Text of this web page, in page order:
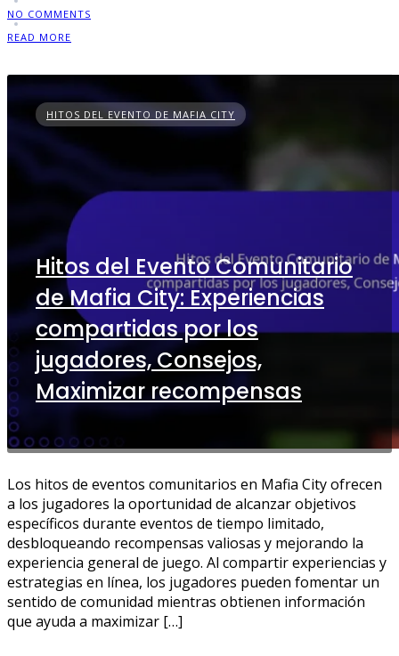
NO COMMENTS
READ MORE
HITOS DEL EVENTO DE MAFIA CITY
Hitos del Evento Comunitario
de Mafia City: Experiencias
compartidas por los
jugadores, Consejos,
Maximizar recompensas
Los hitos de eventos comunitarios en Mafia City ofrecen
a los jugadores la oportunidad de alcanzar objetivos
específicos durante eventos de tiempo limitado,
desbloqueando recompensas valiosas y mejorando la
experiencia general de juego. Al compartir experiencias y
estrategias en línea, los jugadores pueden fomentar un
sentido de comunidad mientras obtienen información
que ayuda a maximizar […]